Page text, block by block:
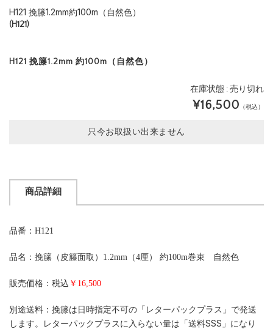
H121 挽籐1.2mm約100m（自然色）
(H121)
H121 挽籐1.2mm 約100m（自然色）
在庫状態 : 売り切れ
¥16,500 （税込）
只今お取扱い出来ません
商品詳細
品番：H121
品名：挽籘（皮籐面取）1.2mm（4厘） 約100m巻束 自然色
販売価格：税込 ￥16,500
別途送料： 挽籐は日時指定不可の「レターパックプラス」で発送
します。レターパックプラスに入らない量は「送料SSS」になり